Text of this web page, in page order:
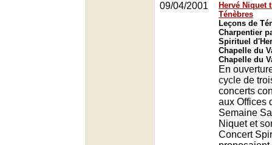
09/04/2001
Hervé Niquet
Ténèbres
Leçons de
Charpentier
Spirituel
Chapelle du
Chapelle du
En
cycle de
concerts
aux Offices
Semaine
Niquet et
Concert